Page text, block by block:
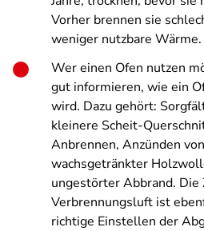
Vorher brennen sie
weniger nutzbare Wärme.
Wer einen Ofen nutzen
gut informieren, wie ein
wird. Dazu gehört:
kleinere Scheit-
Anbrennen, Anzünden
wachsgetränkter
ungestörter Abbrand. Die
Verbrennungsluft ist
richtige Einstellen der